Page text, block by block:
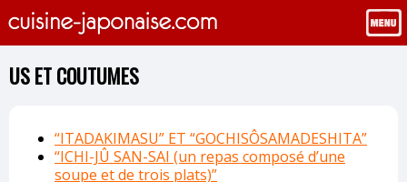
US ET COUTUMES
“ITADAKIMASU” ET “GOCHISÔSAMADESHITA”
“ICHI-JÛ SAN-SAI (un repas composé d’une
soupe et de trois plats)”